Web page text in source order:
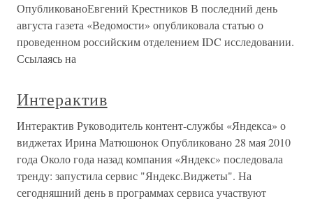
ОпубликованоЕвгений Крестников В последний день
августа газета «Ведомости» опубликовала статью о
проведенном российским отделением IDC исследовании.
Ссылаясь на
Интерактив
Интерактив Руководитель контент-службы «Яндекса» о
виджетах Ирина Матюшонок Опубликовано 28 мая 2010
года Около года назад компания «Яндекс» последовала
тренду: запустила сервис "Яндекс.Виджеты". На
сегодняшний день в программах сервиса участвуют